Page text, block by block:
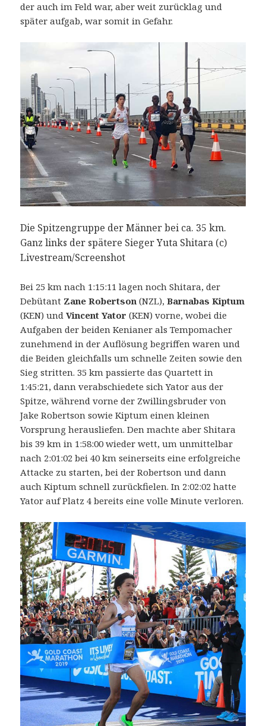
der auch im Feld war, aber weit zurücklag und
später aufgab, war somit in Gefahr.
Die Spitzengruppe der Männer bei ca. 35 km.
Ganz links der spätere Sieger Yuta Shitara (c)
Livestream/Screenshot
Bei 25 km nach 1:15:11 lagen noch Shitara, der
Debütant Zane Robertson (NZL),Barnabas Kiptum
(KEN) undVincent Yator (KEN) vorne, wobei die
Aufgaben der beiden Kenianer als Tempomacher
zunehmend in der Auflösung begriffen waren und
die Beiden gleichfalls um schnelle Zeiten sowie den
Sieg stritten. 35 km passierte das Quartett in
1:45:21, dann verabschiedete sich Yator aus der
Spitze, während vorne der Zwillingsbruder von
Jake Robertson sowie Kiptum einen kleinen
Vorsprung herausliefen. Den machte aber Shitara
bis 39 km in 1:58:00 wieder wett, um unmittelbar
nach 2:01:02 bei 40 km seinerseits eine erfolgreiche
Attacke zu starten, bei der Robertson und dann
auch Kiptum schnell zurückfielen. In 2:02:02 hatte
Yator auf Platz 4 bereits eine volle Minute verloren.